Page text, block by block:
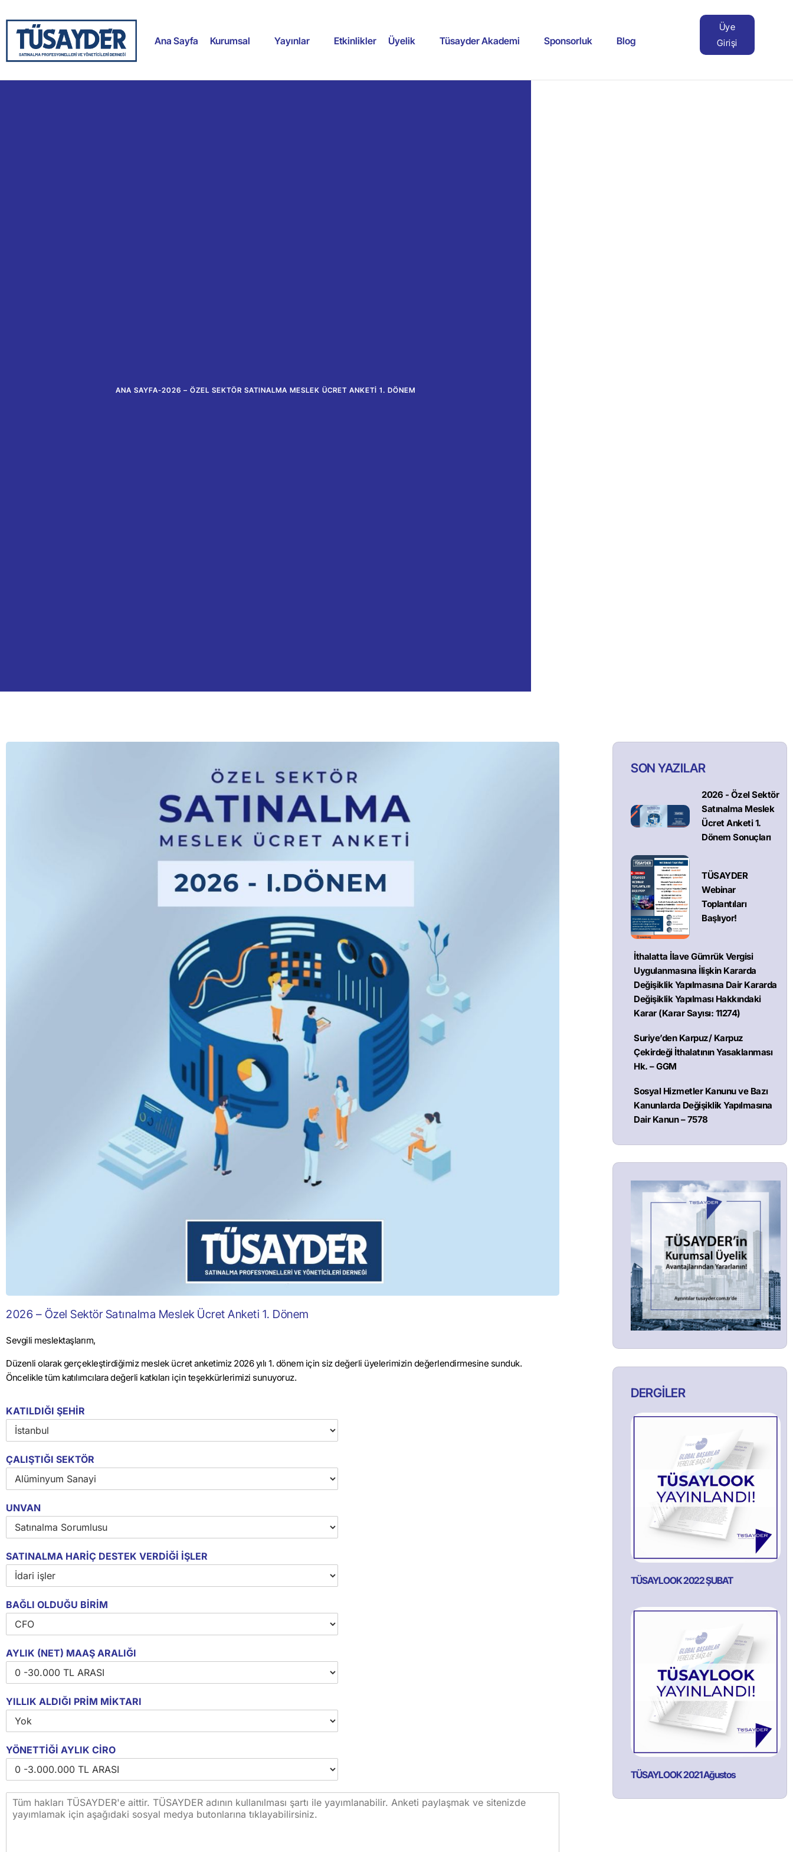
Ana Sayfa Kurumsal Yayınlar Etkinlikler Üyelik Tüsayder Akademi Sponsorluk Blog
Üye
Girişi
ANA SAYFA-2026 – ÖZEL SEKTÖR SATINALMA MESLEK ÜCRET ANKETI 1. DÖNEM
2026 – Özel Sektör Satınalma Meslek Ücret Anketi 1. Dönem
Sevgili meslektaşlarım,
Düzenli olarak gerçekleştirdiğimiz meslek ücret anketimiz 2026 yılı 1. dönem için siz değerli üyelerimizin değerlendirmesine sunduk.
Öncelikle tüm katılımcılara değerli katkıları için teşekkürlerimizi sunuyoruz.
KATILDIĞI ŞEHİR
ÇALIŞTIĞI SEKTÖR
UNVAN
SATINALMA HARİÇ DESTEK VERDİĞİ İŞLER
BAĞLI OLDUĞU BİRİM
AYLIK (NET) MAAŞ ARALIĞI
YILLIK ALDIĞI PRİM MİKTARI
YÖNETTİĞİ AYLIK CİRO
SON YAZILAR
2026 - Özel Sektör
Satınalma Meslek
Ücret Anketi 1.
Dönem Sonuçları
TÜSAYDER
Webinar
Toplantıları
Başlıyor!
İthalatta İlave Gümrük Vergisi
Uygulanmasına İlişkin Kararda
Değişiklik Yapılmasına Dair Kararda
Değişiklik Yapılması Hakkındaki
Karar (Karar Sayısı: 11274)
Suriye’den Karpuz/ Karpuz
Çekirdeği İthalatının Yasaklanması
Hk. – GGM
Sosyal Hizmetler Kanunu ve Bazı
Kanunlarda Değişiklik Yapılmasına
Dair Kanun – 7578
DERGİLER
TÜSAYLOOK 2022 ŞUBAT
TÜSAYLOOK 2021 Ağustos